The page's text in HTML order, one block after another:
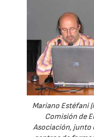
Mariano Estéfani
Comisión de
Asociación, junto